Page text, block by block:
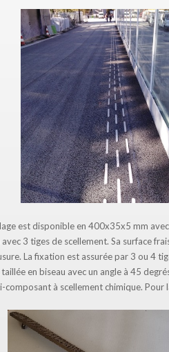
est disponible en 400x35x5 mm
3 tiges de scellement. Sa surface
La fixation est assurée par 3 ou 4
en biseau avec un angle à 45
composant à scellement chimique.